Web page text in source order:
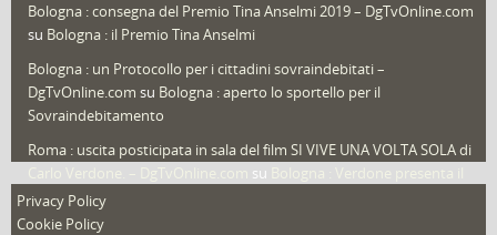
Video (archivio) (263)
Bologna : consegna del Premio Tina Anselmi 2019 – DgTvOnline.com
su Bologna : il Premio Tina Anselmi
Bologna : un Protocollo per i cittadini sovraindebitati –
DgTvOnline.com su Bologna : aperto lo sportello per il
Sovraindebitamento
Roma : uscita posticipata in sala del film SI VIVE UNA VOLTA SOLA di
su
nuovo film
Privacy Policy
Cookie Policy